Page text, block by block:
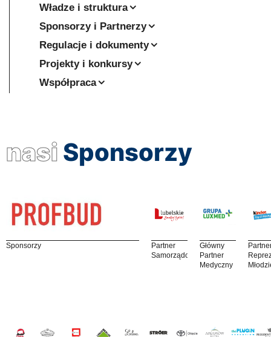
Władze i struktura
Sponsorzy i Partnerzy
Regulacje i dokumenty
Projekty i konkursy
Współpraca
nasi Sponsorzy
Sponsorzy
Partner
Samorządowy
Główny
Partner
Medyczny